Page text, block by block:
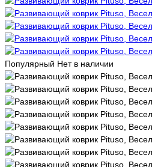
Популярный Нет в наличии